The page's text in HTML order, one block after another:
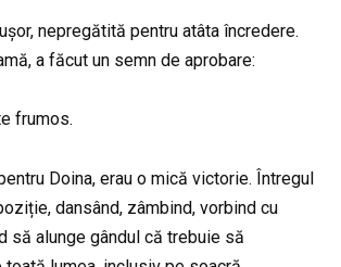
nepregătită pentru atâta încredere.
a făcut un semn de aprobare:
frumos.
Doina, erau o mică victorie. Întregul
dansând, zâmbind, vorbind cu
să alunge gândul că trebuie să